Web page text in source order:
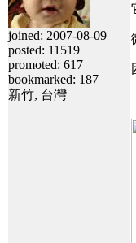
joined: 2007-08-09
posted: 11519
promoted: 617
bookmarked: 187
新竹, 台灣